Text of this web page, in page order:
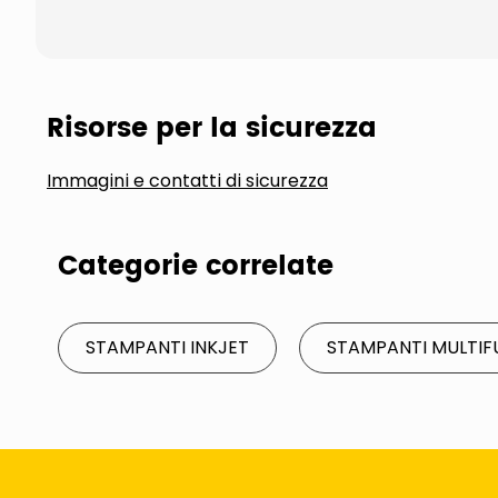
Risorse per la sicurezza
Immagini e contatti di sicurezza
Categorie correlate
STAMPANTI INKJET STAMPANTI